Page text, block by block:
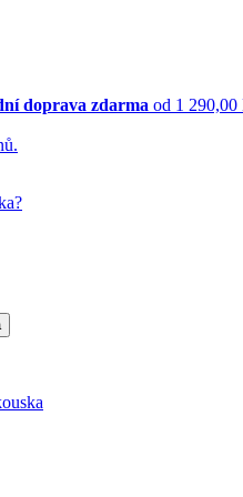
doprava zdarma od 1 290,00